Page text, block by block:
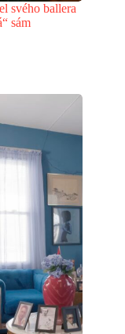
svého ballera
sám